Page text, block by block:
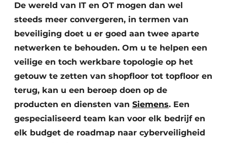
De wereld van IT en OT mogen dan wel
steeds meer convergeren, in termen van
beveiliging doet u er goed aan twee aparte
netwerken te behouden. Om u te helpen een
veilige en toch werkbare topologie op het
getouw te zetten van shopfloor tot topfloor en
terug, kan u een beroep doen op de
producten en diensten van Siemens. Een
gespecialiseerd team kan voor elk bedrijf en
elk budget de roadmap naar cyberveiligheid